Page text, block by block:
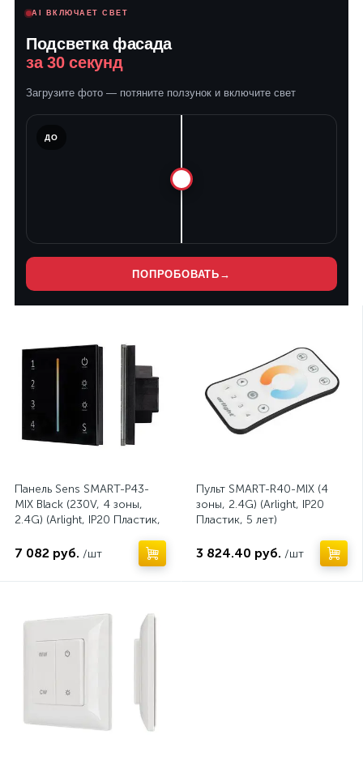
AI ВКЛЮЧАЕТ СВЕТ
Подсветка фасада
за 30 секунд
Загрузите фото — потяните ползунок и включите свет
ДО
ПОПРОБОВАТЬ →
Панель Sens SMART-P43-
MIX Black (230V, 4 зоны,
2.4G) (Arlight, IP20 Пластик,
7 082 руб. /шт
Пульт SMART-R40-MIX (4
зоны, 2.4G) (Arlight, IP20
Пластик, 5 лет)
3 824.40 руб. /шт